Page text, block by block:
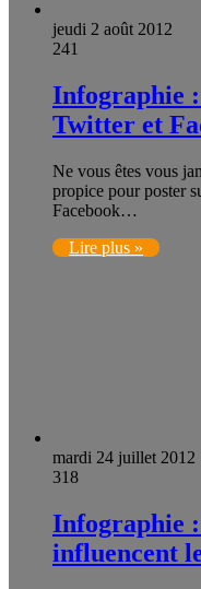
jeudi 2 août 2012
241
Infographie
Twitter et
Ne vous êtes vous
propice pour poster
Facebook…
Lire plus »
mardi 24 juillet 2012
318
Infographie :
influencent